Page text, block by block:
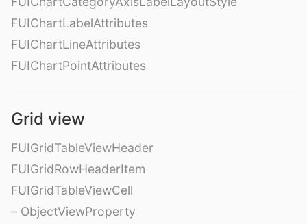
FUIChartLabelAttributes
FUIChartLineAttributes
FUIChartPointAttributes
Grid view
FUIGridTableViewHeader
FUIGridRowHeaderItem
FUIGridTableViewCell
– ObjectViewProperty